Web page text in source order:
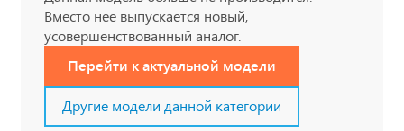
Вместо нее выпускается новый,
усовершенствованный аналог.
Перейти к актуальной модели
Другие модели данной категории